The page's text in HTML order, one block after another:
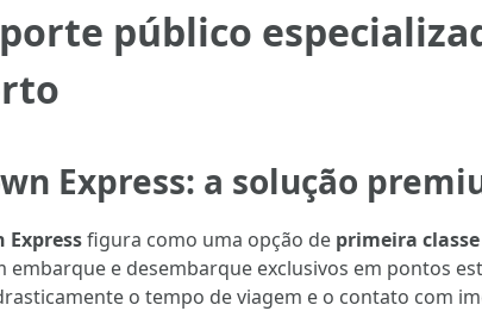
público
Express: a solução
Expressfigura como uma opção de primeira classe
embarque e desembarque exclusivos em pontos
o tempo de viagem e o contato com